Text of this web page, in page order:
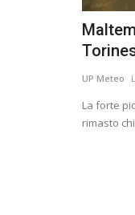
UP Meteo
La forte
rimasto